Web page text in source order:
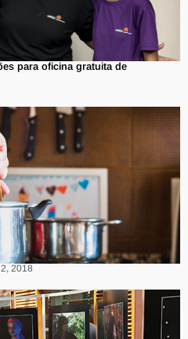
para oficina gratuita de
2018